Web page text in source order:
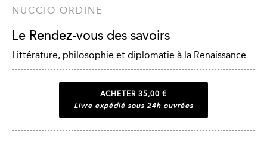
NUCCIO ORDINE
Le Rendez-vous des savoirs
Littérature, philosophie et diplomatie à la Renaissance
ACHETER 35,00 €
Livre expédié sous 24h ouvrées